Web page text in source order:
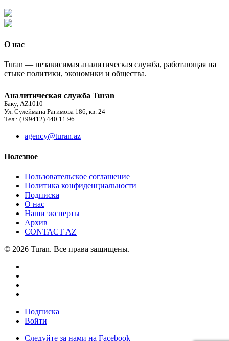
О нас
Turan — независимая аналитическая служба, работающая на
стыке политики, экономики и общества.
Аналитическая служба Turan
Баку, AZ1010
Ул. Сулеймана Рагимова 186, кв. 24
Тел.: (+99412) 440 11 96
agency@turan.az
Полезное
Пользовательское соглашение
Политика конфиденциальности
Подписка
О нас
Наши эксперты
Архив
CONTACT AZ
© 2026 Turan. Все права защищены.
Подписка
Войти
Следуйте за нами на Facebook